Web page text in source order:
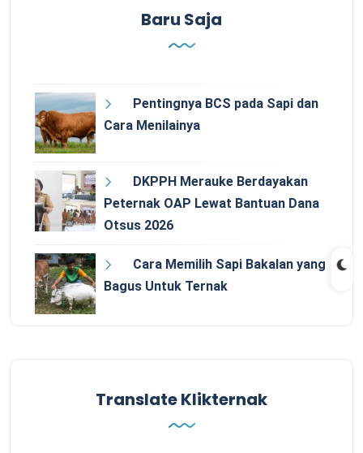
Baru Saja
Pentingnya BCS pada Sapi dan
Cara Menilainya
DKPPH Merauke Berdayakan
Peternak OAP Lewat Bantuan Dana
Otsus 2026
Cara Memilih Sapi Bakalan yang
Bagus Untuk Ternak
Translate Klikternak